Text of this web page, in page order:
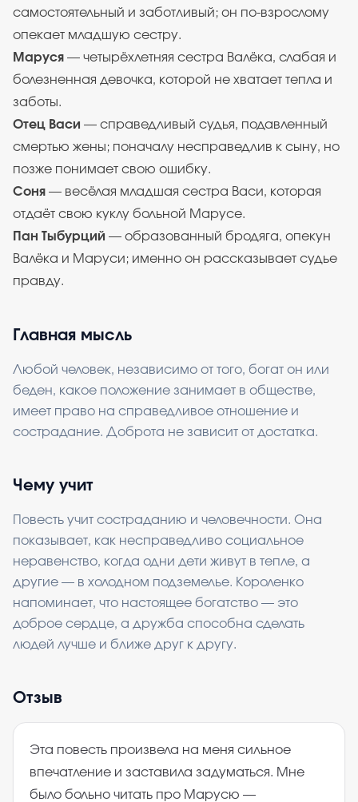
самостоятельный и заботливый; он по-взрослому
опекает младшую сестру.
Маруся — четырёхлетняя сестра Валёка, слабая и
болезненная девочка, которой не хватает тепла и
заботы.
Отец Васи — справедливый судья, подавленный
смертью жены; поначалу несправедлив к сыну, но
позже понимает свою ошибку.
Соня — весёлая младшая сестра Васи, которая
отдаёт свою куклу больной Марусе.
Пан Тыбурций — образованный бродяга, опекун
Валёка и Маруси; именно он рассказывает судье
правду.
Главная мысль
Любой человек, независимо от того, богат он или
беден, какое положение занимает в обществе,
имеет право на справедливое отношение и
сострадание. Доброта не зависит от достатка.
Чему учит
Повесть учит состраданию и человечности. Она
показывает, как несправедливо социальное
неравенство, когда одни дети живут в тепле, а
другие — в холодном подземелье. Короленко
напоминает, что настоящее богатство — это
доброе сердце, а дружба способна сделать
людей лучше и ближе друг к другу.
Отзыв
Эта повесть произвела на меня сильное
впечатление и заставила задуматься. Мне
было больно читать про Марусю —